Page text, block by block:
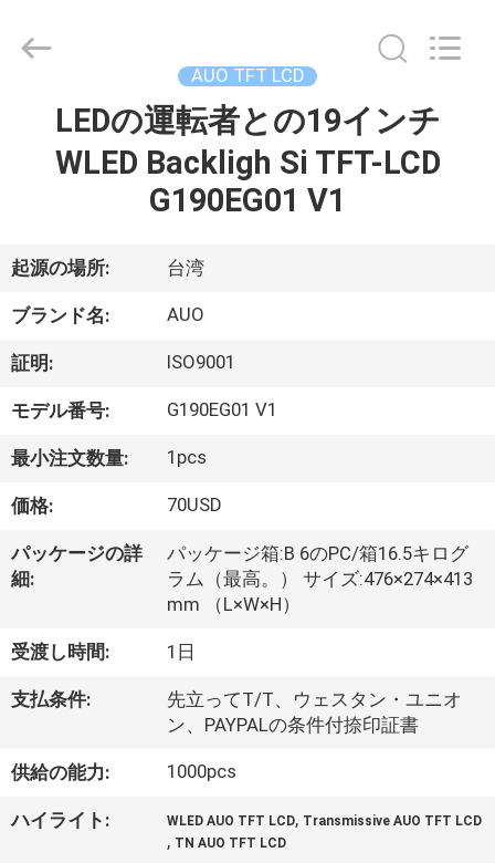
ダ
ク
ト
私
達
に
つ
て
場
旅
2025
AUO TFT LCD
LEDの運転者との19インチ
WLED Backligh Si TFT-LCD
G190EG01 V1
起源の場所: 台湾
ブランド名: AUO
証明: ISO9001
モデル番号: G190EG01 V1
最小注文数量: 1pcs
価格: 70USD
パッケージの詳
細:
パッケージ箱:B 6のPC/箱16.5キログ
ラム（最高。） サイズ:476×274×413
mm （L×W×H）
受渡し時間: 1日
支払条件:
先立ってT/T、ウェスタン・ユニオ
ン、PAYPALの条件付捺印証書
供給の能力: 1000pcs
ハイライト: WLED AUO TFT LCD, Transmissive AUO TFT LCD
, TN AUO TFT LCD